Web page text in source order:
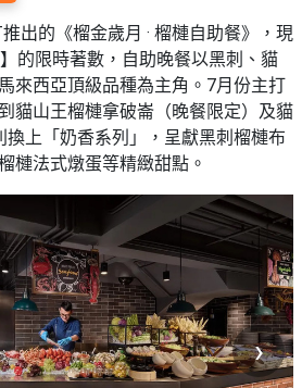
出的《榴金歲月 · 榴槤自助餐》，現
的限時著數，自助晚餐以黑刺、貓
來西亞頂級品種為主角。7月份主打
貓山王榴槤拿破崙（晚餐限定）及貓
換上「奶香系列」，呈獻黑刺榴槤布
槤法式燉蛋等精緻甜點。
›